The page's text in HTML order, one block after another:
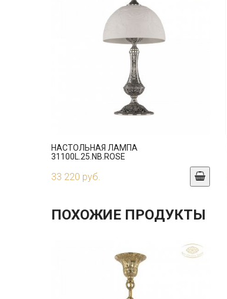
НАСТОЛЬНАЯ ЛАМПА
31100L.25.NB.ROSE
33 220 руб.
ПОХОЖИЕ ПРОДУКТЫ